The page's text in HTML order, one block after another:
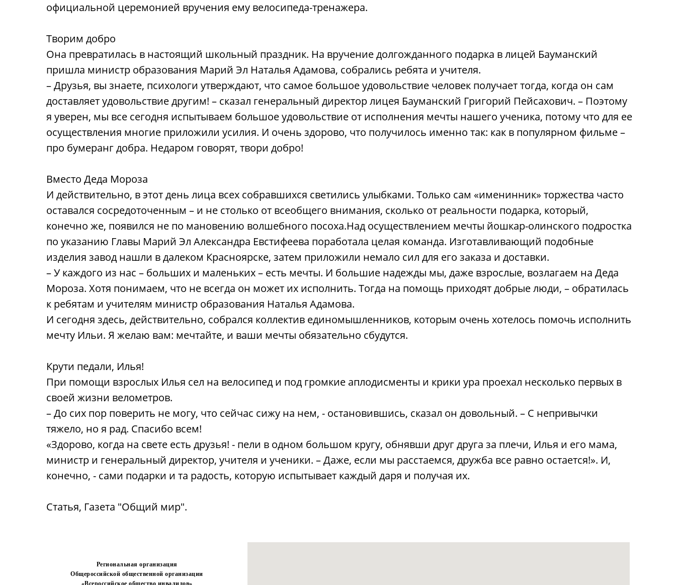
официальной церемонией вручения ему велосипеда-тренажера.
Творим добро
Она превратилась в настоящий школьный праздник. На вручение долгожданного подарка в лицей Бауманский
пришла министр образования Марий Эл Наталья Адамова, собрались ребята и учителя.
– Друзья, вы знаете, психологи утверждают, что самое большое удовольствие человек получает тогда, когда он сам
доставляет удовольствие другим! – сказал генеральный директор лицея Бауманский Григорий Пейсахович. – Поэтому
я уверен, мы все сегодня испытываем большое удовольствие от исполнения мечты нашего ученика, потому что для ее
осуществления многие приложили усилия. И очень здорово, что получилось именно так: как в популярном фильме –
про бумеранг добра. Недаром говорят, твори добро!
Вместо Деда Мороза
И действительно, в этот день лица всех собравшихся светились улыбками. Только сам «именинник» торжества часто
оставался сосредоточенным – и не столько от всеобщего внимания, сколько от реальности подарка, который,
конечно же, появился не по мановению волшебного посоха.Над осуществлением мечты йошкар-олинского подростка
по указанию Главы Марий Эл Александра Евстифеева поработала целая команда. Изготавливающий подобные
изделия завод нашли в далеком Красноярске, затем приложили немало сил для его заказа и доставки.
– У каждого из нас – больших и маленьких – есть мечты. И большие надежды мы, даже взрослые, возлагаем на Деда
Мороза. Хотя понимаем, что не всегда он может их исполнить. Тогда на помощь приходят добрые люди, – обратилась
к ребятам и учителям министр образования Наталья Адамова.
И сегодня здесь, действительно, собрался коллектив единомышленников, которым очень хотелось помочь исполнить
мечту Ильи. Я желаю вам: мечтайте, и ваши мечты обязательно сбудутся.
Крути педали, Илья!
При помощи взрослых Илья сел на велосипед и под громкие аплодисменты и крики ура проехал несколько первых в
своей жизни велометров.
– До сих пор поверить не могу, что сейчас сижу на нем, - остановившись, сказал он довольный. – С непривычки
тяжело, но я рад. Спасибо всем!
«Здорово, когда на свете есть друзья! - пели в одном большом кругу, обнявши друг друга за плечи, Илья и его мама,
министр и генеральный директор, учителя и ученики. – Даже, если мы расстаемся, дружба все равно остается!». И,
конечно, - сами подарки и та радость, которую испытывает каждый даря и получая их.
Статья, Газета "Общий мир".
Региональная организация
Общероссийской общественной организации
«Всероссийское общество инвалидов»